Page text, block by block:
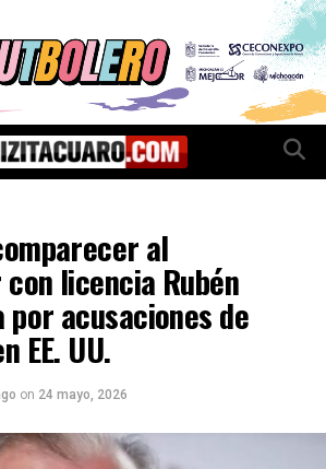
al
licencia Rubén
por acusaciones de
EE. UU.
on 24 mayo, 2026